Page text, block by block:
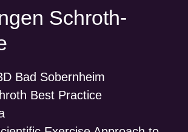
Schroth-
Bad Sobernheim
Best Practice